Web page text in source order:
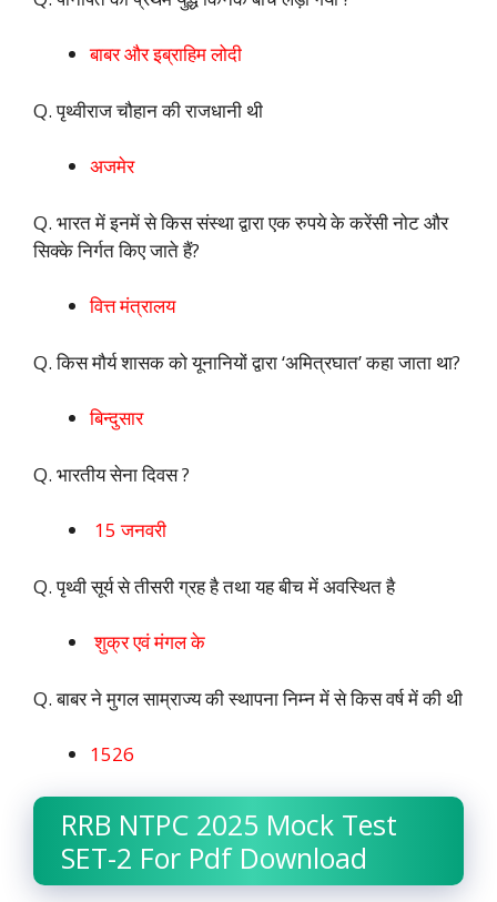
बाबर और इब्राहिम लोदी
Q. पृथ्वीराज चौहान की राजधानी थी
अजमेर
Q. भारत में इनमें से किस संस्था द्वारा एक रुपये के करेंसी नोट और
सिक्के निर्गत किए जाते हैं?
वित्त मंत्रालय
Q. किस मौर्य शासक को यूनानियों द्वारा ‘अमित्रघात’ कहा जाता था?
बिन्दुसार
Q. भारतीय सेना दिवस ?
15 जनवरी
Q. पृथ्वी सूर्य से तीसरी ग्रह है तथा यह बीच में अवस्थित है
शुक्र एवं मंगल के
Q. बाबर ने मुगल साम्राज्य की स्थापना निम्न में से किस वर्ष में की थी
1526
RRB NTPC 2025 Mock Test
SET-2 For Pdf Download